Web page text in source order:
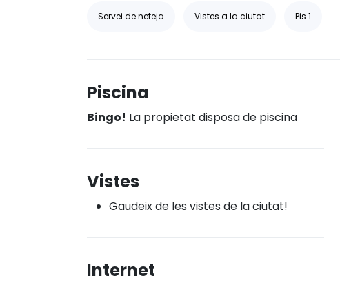
Servei de neteja Vistes a la ciutat Pis 1
Piscina
Bingo! La propietat disposa de piscina
Vistes
Gaudeix de les vistes de la ciutat!
Internet